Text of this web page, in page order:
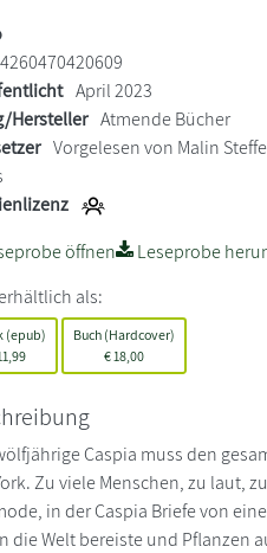
4260470420609
April 2023
Hersteller Atmende Bücher
Vorgelesen von Malin
öffnen
Leseprobe
als:
(epub)
Buch (Hardcover)
€ 18,00
Caspia muss den
Zu viele Menschen, zu laut,
in der Caspia Briefe von
die Welt bereiste und Pflanzen